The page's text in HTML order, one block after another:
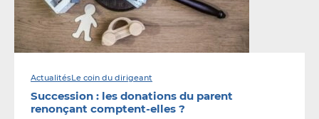
ActualitésLe coin du dirigeant
Succession : les donations du parent
renonçant comptent-elles ?